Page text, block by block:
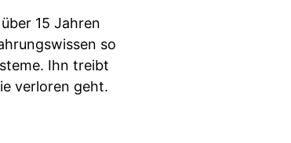
15 Jahren
so
Ihn treibt
verloren geht.